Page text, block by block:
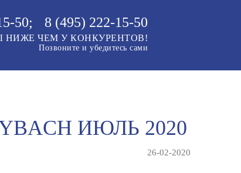
50; 8 (495) 222-15-50
НИЖЕ ЧЕМ У КОНКУРЕНТОВ!
Позвоните и убедитесь сами
ИЮЛЬ 2020
26-02-2020